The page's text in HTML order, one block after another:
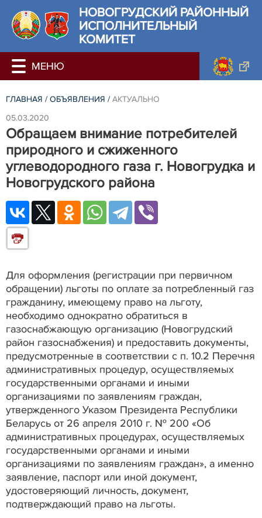
НОВОГРУДСКИЙ РАЙОННЫЙ
ИСПОЛНИТЕЛЬНЫЙ
КОМИТЕТ
ГЛАВНАЯ / ОБЪЯВЛЕНИЯ / АКТУАЛЬНО
05.03.2020
Обращаем внимание потребителей
природного и сжиженного
углеводородного газа г. Новогрудка и
Новогрудского района
Для оформления (регистрации при первичном
обращении) льготы по оплате за потребленный газ
гражданину, имеющему право на льготу,
необходимо однократно обратиться в
газоснабжающую организацию (Новогрудский
район газоснабжения) и предоставить документы,
предусмотренные в соответствии с п. 10.2 Перечня
административных процедур, осуществляемых
государственными органами и иными
организациями по заявлениям граждан,
утвержденного Указом Президента Республики
Беларусь от 26 апреля 2010 г. № 200 «Об
административных процедурах, осуществляемых
государственными органами и иными
организациями по заявлениям граждан», а именно
заявление, паспорт или иной документ,
удостоверяющий личность, документ,
подтверждающий право на льготы.